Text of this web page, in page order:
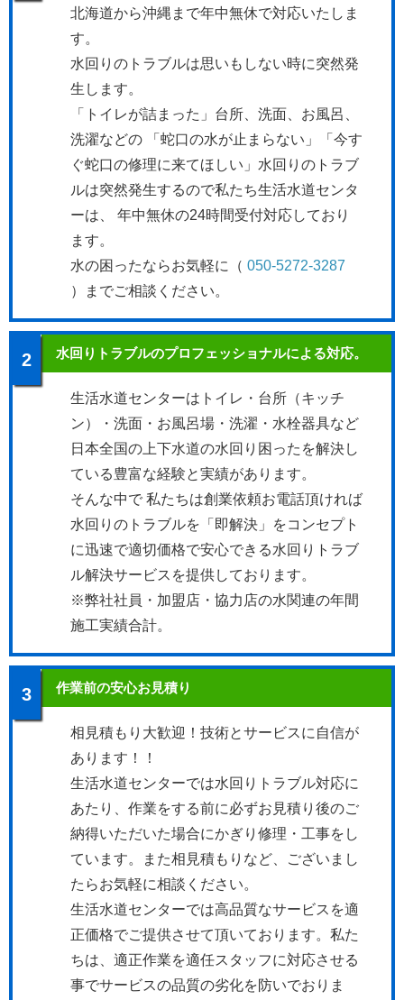
北海道から沖縄まで年中無休で対応いたしま
す。
水回りのトラブルは思いもしない時に突然発
生します。
「トイレが詰まった」台所、洗面、お風呂、
洗濯などの 「蛇口の水が止まらない」「今す
ぐ蛇口の修理に来てほしい」水回りのトラブ
ルは突然発生するので私たち生活水道センタ
ーは、 年中無休の24時間受付対応しており
ます。
水の困ったならお気軽に（ 050-5272-3287
）までご相談ください。
2 水回りトラブルのプロフェッショナルによる対応。
生活水道センターはトイレ・台所（キッチ
ン）・洗面・お風呂場・洗濯・水栓器具など
日本全国の上下水道の水回り困ったを解決し
ている豊富な経験と実績があります。
そんな中で 私たちは創業依頼お電話頂ければ
水回りのトラブルを「即解決」をコンセプト
に迅速で適切価格で安心できる水回りトラブ
ル解決サービスを提供しております。
※弊社社員・加盟店・協力店の水関連の年間
施工実績合計。
3 作業前の安心お見積り
相見積もり大歓迎！技術とサービスに自信が
あります！！
生活水道センターでは水回りトラブル対応に
あたり、作業をする前に必ずお見積り後のご
納得いただいた場合にかぎり修理・工事をし
ています。また相見積もりなど、ございまし
たらお気軽に相談ください。
生活水道センターでは高品質なサービスを適
正価格でご提供させて頂いております。私た
ちは、適正作業を適任スタッフに対応させる
事でサービスの品質の劣化を防いでおりま